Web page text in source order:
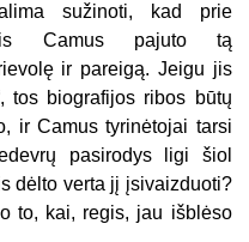
sužinoti, kad prie
Camus pajuto tą
ir pareigą. Jeigu jis
tos biografijos ribos būtų
ir Camus tyrinėtojai tarsi
pasirodys ligi šiol
dėlto verta jį įsivaizduoti?
to, kai, regis, jau išblėso